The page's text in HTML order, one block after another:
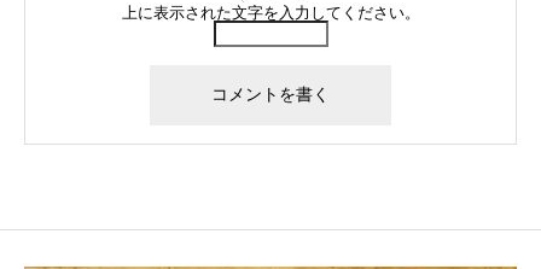
上に表示された文字を入力してください。